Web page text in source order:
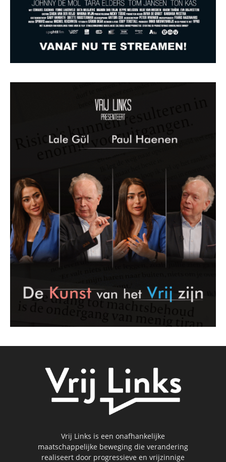
Vrij Links is een onafhankelijke
maatschappelijke beweging die verandering
realiseert door progressieve en vrijzinnige